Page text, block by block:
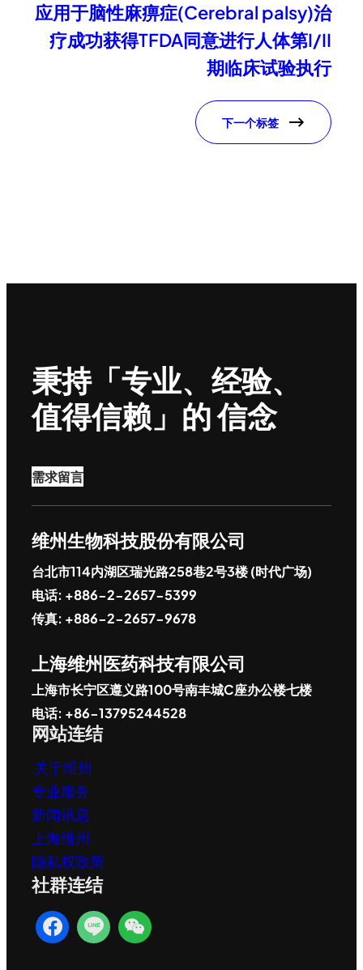
应用于脑性麻痹症(Cerebral palsy)治
疗成功获得TFDA同意进行人体第I/II
期临床试验执行
下一个标签
秉持「专业、经验、
值得信赖」的 信念
需求留言
维州生物科技股份有限公司
台北市114内湖区瑞光路258巷2号3楼 (时代广场)
电话: +886-2-2657-5399
传真: +886-2-2657-9678
上海维州医药科技有限公司
上海市长宁区遵义路100号南丰城C座办公楼七楼
电话: +86-13795244528
网站连结
关于维州
专业服务
新闻讯息
上海维州
隐私权政策
社群连结